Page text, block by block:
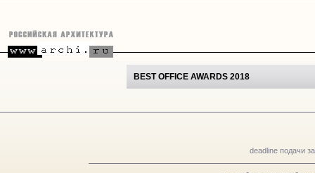
BEST OFFICE AWARDS 2018
deadline подачи